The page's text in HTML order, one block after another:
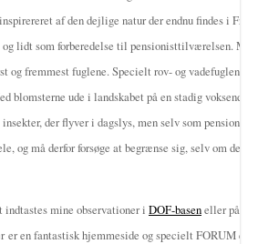
af den dejlige natur der endnu findes i
og lidt som forberedelse til pensionisttilværelsen. Min
og fremmest fuglene. Specielt rov- og vadefuglene
blomsterne ude i landskabet på en stadig voksende
der flyver i dagslys, men selv som pensionist,
og må derfor forsøge at begrænse sig, selv om det
mine observationer i DOF-baseneller på
er en fantastisk hjemmeside og specielt FORUM er